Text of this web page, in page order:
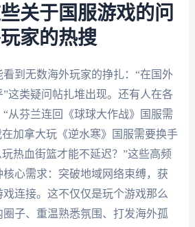
关于国服游戏的问
家的热搜
看到无数海外玩家的挣扎：“在国外
这类疑问帖扎堆出现。还有人在各
从芬兰连回《球球大作战》国服需
加拿大玩《逆水寒》国服需要换手
热血街篮才能不延迟？”这些高频
心需求：突破地域网络束缚，获
连接。这不仅仅是玩个游戏那么
子、重温熟悉氛围、打发海外孤